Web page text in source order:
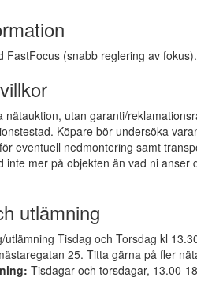
FastFocus (snabb reglering av fokus).
nätauktion, utan garanti/
Köpare bör undersöka
eventuell nedmontering samt
inte mer på objekten än vad ni anser
utlämning
utlämning Tisdag och Torsdag kl
25. Titta gärna på fler
Tisdagar och torsdagar, 13.00-